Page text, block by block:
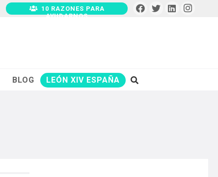
10 RAZONES PARA
AYUDARNOS
BLOG LEÓN XIV ESPAÑA